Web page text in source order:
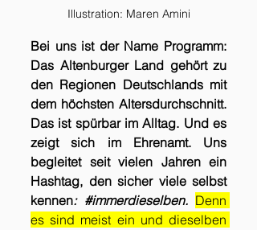
Illustration: Maren Amini
Bei uns ist der Name Programm:
Das Altenburger Land gehört zu
den Regionen Deutschlands mit
dem höchsten Altersdurchschnitt.
Das ist spürbar im Alltag. Und es
zeigt sich im Ehrenamt.
Uns
begleitet seit vielen Jahren ein
Hashtag, den sicher viele selbst
kennen: #immerdieselben. Denn
es sind meist ein und dieselben